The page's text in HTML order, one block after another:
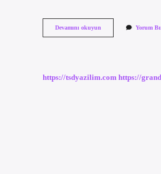
Devamını okuyun
Üçgen
Yorum
https://tsdyazilim.com https://